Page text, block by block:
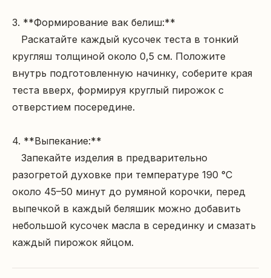
3. **Формирование вак белиш:**
кругляш толщиной около 0,5 см. Положите
внутрь подготовленную начинку, соберите края
теста вверх, формируя круглый пирожок с
отверстием посередине.
4. **Выпекание:**
разогретой духовке при температуре 190 °C
около 45–50 минут до румяной корочки, перед
выпечкой в каждый беляшик можно добавить
небольшой кусочек масла в серединку и смазать
каждый пирожок яйцом.